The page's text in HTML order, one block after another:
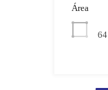
Área
64